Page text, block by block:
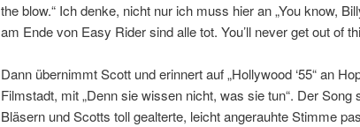
the blow.“ Ich denke, nicht nur ich muss hier an „You know,
am Ende von Easy Rider sind alle tot. You’ll never get out of
Dann übernimmt Scott und erinnert auf „Hollywood ‘55“ an
Filmstadt, mit „Denn sie wissen nicht, was sie tun“. Der
Bläsern und Scotts toll gealterte, leicht angerauhte Stimme